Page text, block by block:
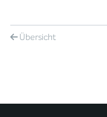
Übersicht